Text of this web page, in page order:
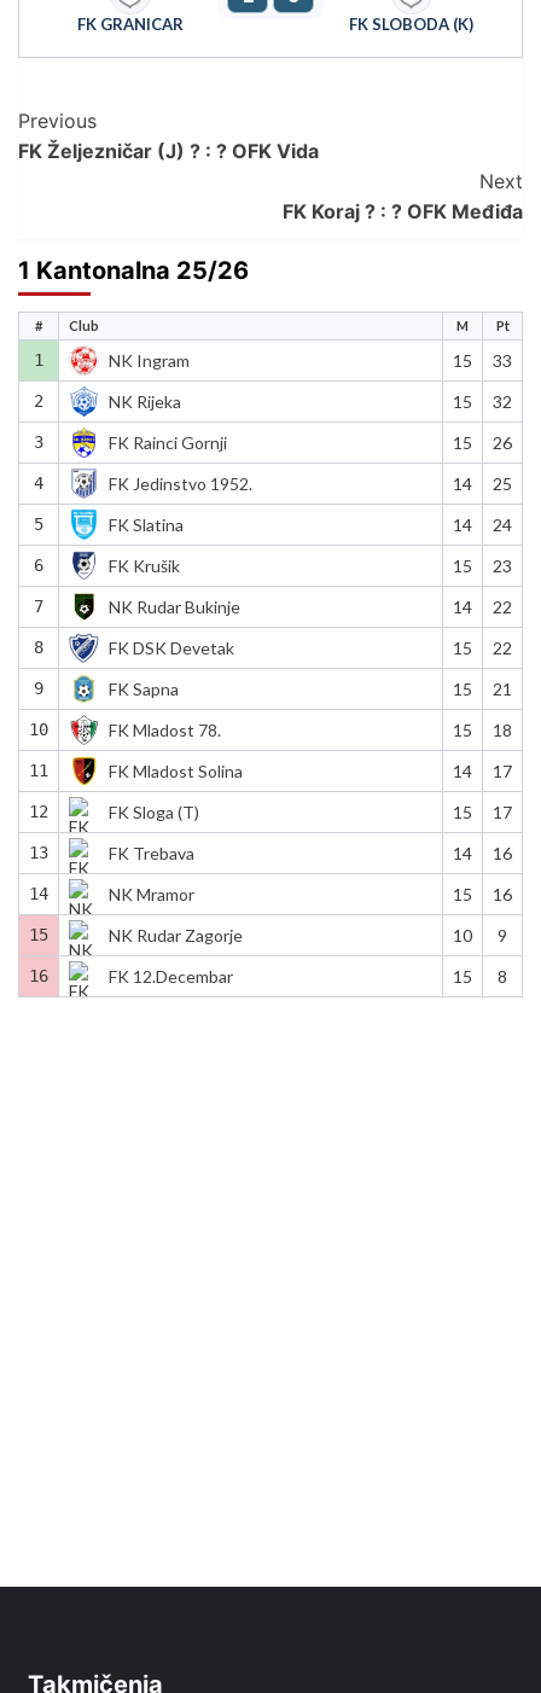
FK GRANICAR FK SLOBODA (K)
Post
Navigation
Previous
FK Željezničar (J) ? : ? OFK Vida
Next
FK Koraj ? : ? OFK Međiđa
1 Kantonalna 25/26
# Club M Pt
1 NK Ingram 15 33
2 NK Rijeka 15 32
3 FK Rainci Gornji 15 26
4 FK Jedinstvo 1952. 14 25
5 FK Slatina 14 24
6 FK Krušik 15 23
7 NK Rudar Bukinje 14 22
8 FK DSK Devetak 15 22
9 FK Sapna 15 21
10 FK Mladost 78. 15 18
11 FK Mladost Solina 14 17
12 FK Sloga (T) 15 17
13 FK Trebava 14 16
14 NK Mramor 15 16
15 NK Rudar Zagorje 10 9
16 FK 12.Decembar 15 8
Takmičenja